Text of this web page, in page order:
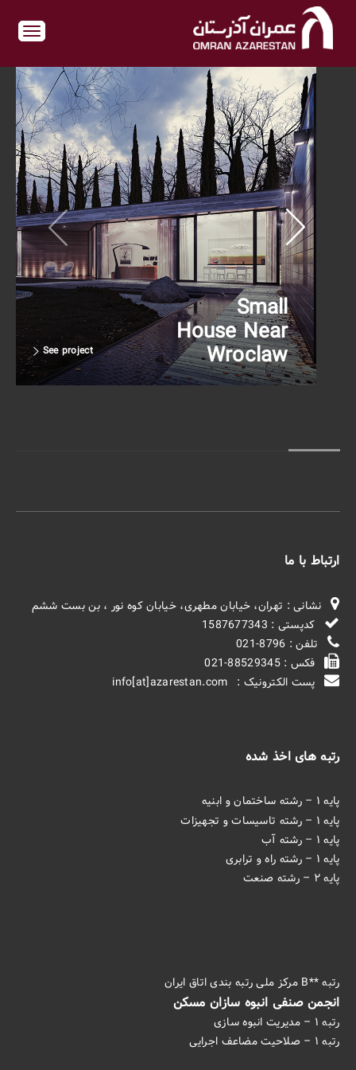
Small
House Near
Wroclaw
See project
ارتباط با ما
نشانی : تهران، خیابان مطهری، خیابان کوه نور ، بن بست ششم
کدپستی : 1587677343
تلفن : 8796-021
فکس : 88529345-021
پست الکترونیک : info[at]azarestan.com
رتبه های اخذ شده
پایه ۱ – رشته ساختمان و ابنیه
پایه ۱ – رشته تاسیسات و تجهیزات
پایه ۱ – رشته آب
پایه ۱ – رشته راه و ترابری
پایه ۲ – رشته صنعت
رتبه **B مرکز ملی رتبه بندی اتاق ایران
انجمن صنفی انبوه سازان مسکن
رتبه ۱ – مدیریت انبوه سازی
رتبه ۱ – صلاحیت مضاعف اجرایی